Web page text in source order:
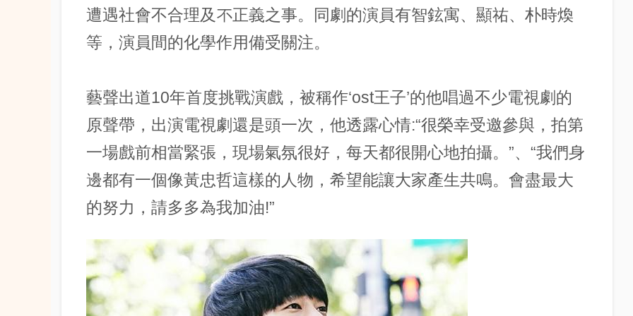
遭遇社會不合理及不正義之事。同劇的演員有智鉉寓、顯祐、朴時煥
等，演員間的化學作用備受關注。
藝聲出道10年首度挑戰演戲，被稱作‘ost王子’的他唱過不少電視劇的
原聲帶，出演電視劇還是頭一次，他透露心情:“很榮幸受邀參與，拍第
一場戲前相當緊張，現場氣氛很好，每天都很開心地拍攝。”、“我們身
邊都有一個像黃忠哲這樣的人物，希望能讓大家產生共鳴。會盡最大
的努力，請多多為我加油!”